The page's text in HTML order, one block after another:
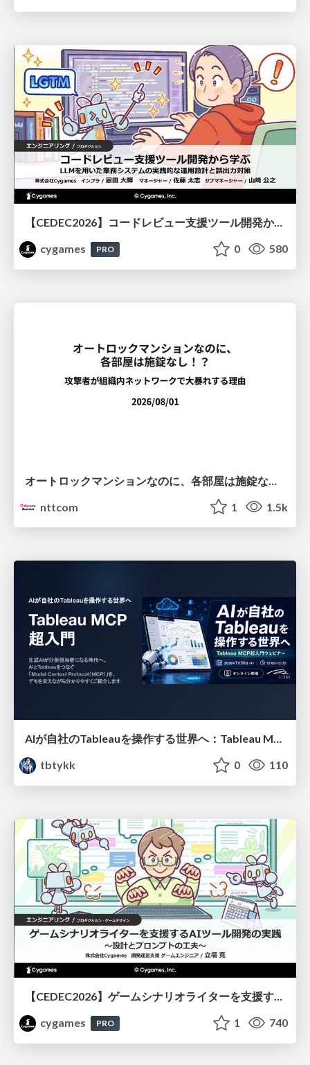
【CEDEC2026】コードレビュー支援ツール開発から学ぶ：LLMを用いた業務システムの実践的な運用設計と誤出力対策
cygames
PRO 0 580
nttcom
1 1.5k
AIが自社のTableauを操作する世界へ：Tableau MCP超入門
tbtykk
0 110
【CEDEC2026】ゲームシナリオライターを支援するAIツール開発の実践 ― 設計とプロンプトの工夫 ―
cygames
PRO 1 740